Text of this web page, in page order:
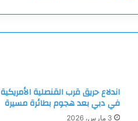
اندلاع حريق قرب القنصلية الأمريكية
في دبي بعد هجوم بطائرة مسيرة
3 مارس، 2026